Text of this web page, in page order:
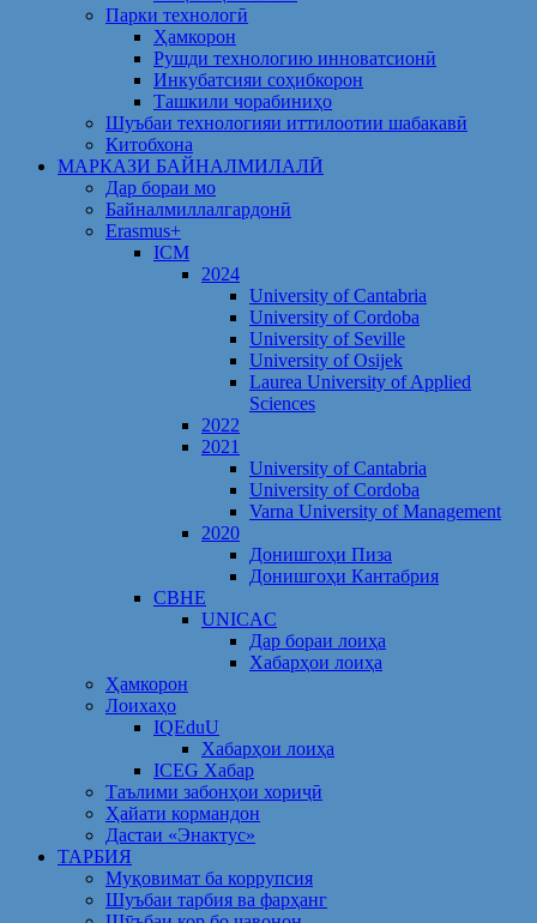
Парки технологӣ
Ҳамкорон
Рушди технологию инноватсионӣ
Инкубатсияи соҳибкорон
Ташкили чорабиниҳо
Шуъбаи технологияи иттилоотии шабакавӣ
Китобхона
МАРКАЗИ БАЙНАЛМИЛАЛӢ
Дар бораи мо
Байналмиллалгардонӣ
Erasmus+
ICM
2024
University of Cantabria
University of Cordoba
University of Seville
University of Osijek
Laurea University of Applied
Sciences
2022
2021
University of Cantabria
University of Cordoba
Varna University of Management
2020
Донишгоҳи Пиза
Донишгоҳи Кантабрия
CBHE
UNICAC
Дар бораи лоиҳа
Хабарҳои лоиҳа
Ҳамкорон
Лоихаҳо
IQEduU
Хабарҳои лоиҳа
ICEG Хабар
Таълими забонҳои хориҷӣ
Ҳайати кормандон
Дастаи «Энактус»
ТАРБИЯ
Муқовимат ба коррупсия
Шуъбаи тарбия ва фарҳанг